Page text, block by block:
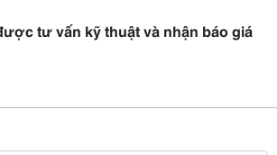
tư vấn kỹ thuật và nhận báo giá